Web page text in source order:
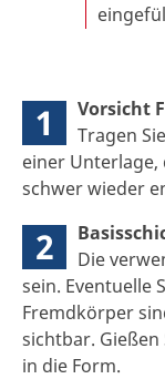
1
Vorsicht
Tragen
einer Unterlage,
schwer wieder
2
Die
sein. Eventuelle
Fremdkörper
sichtbar. Gießen
in die Form.